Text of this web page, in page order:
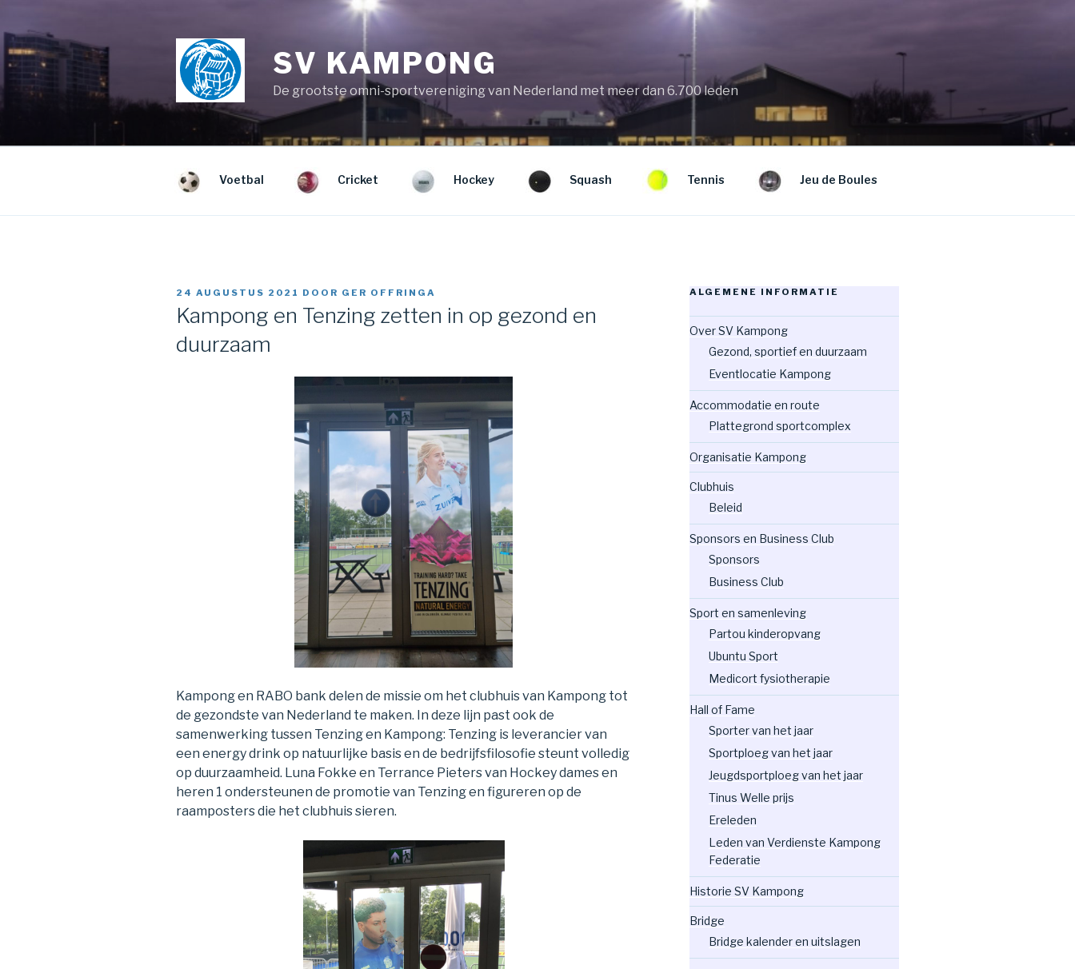
inhoud
springen
SV KAMPONG
De grootste omni-sportvereniging van Nederland met meer dan 6.700 leden
Voetbal Cricket Hockey Squash Tennis Jeu de Boules
GEPLAATST
24 AUGUSTUS 2021 DOOR GER OFFRINGA
Kampong en Tenzing zetten in op gezond en
duurzaam
Kampong en RABO bank delen de missie om het clubhuis van Kampong tot
de gezondste van Nederland te maken. In deze lijn past ook de
samenwerking tussen Tenzing en Kampong: Tenzing is leverancier van
een energy drink op natuurlijke basis en de bedrijfsfilosofie steunt volledig
op duurzaamheid. Luna Fokke en Terrance Pieters van Hockey dames en
heren 1 ondersteunen de promotie van Tenzing en figureren op de
raamposters die het clubhuis sieren.
ALGEMENE INFORMATIE
Over SV Kampong
Gezond, sportief en duurzaam
Eventlocatie Kampong
Accommodatie en route
Plattegrond sportcomplex
Organisatie Kampong
Clubhuis
Beleid
Sponsors en Business Club
Sponsors
Business Club
Sport en samenleving
Partou kinderopvang
Ubuntu Sport
Medicort fysiotherapie
Hall of Fame
Sporter van het jaar
Sportploeg van het jaar
Jeugdsportploeg van het jaar
Tinus Welle prijs
Ereleden
Leden van Verdienste Kampong
Federatie
Historie SV Kampong
Bridge
Bridge kalender en uitslagen